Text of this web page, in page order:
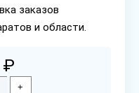
заказов
и области.
₽
+